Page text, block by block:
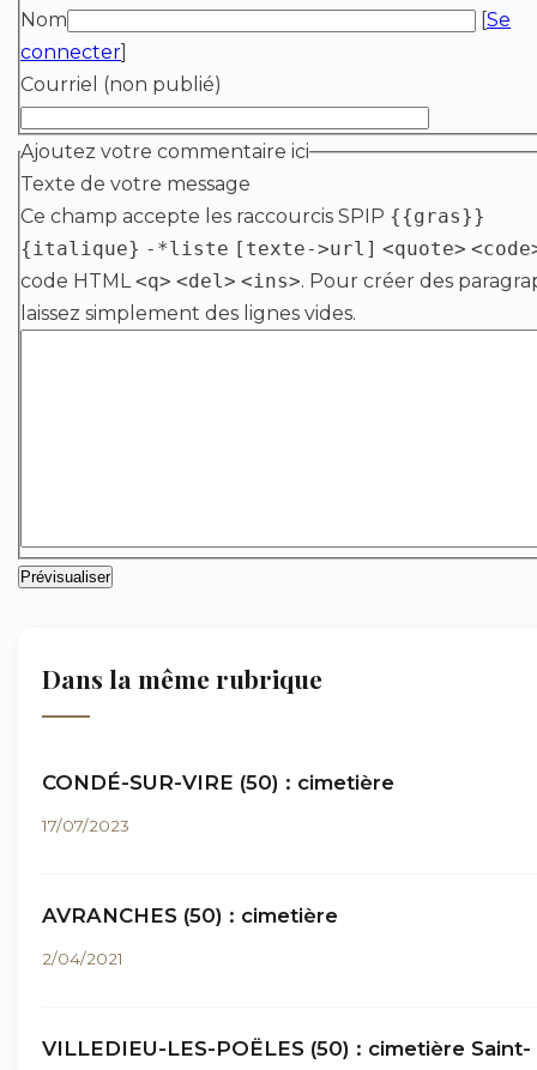
Nom
[Se
connecter]
Courriel (non publié)
Ajoutez votre commentaire ici
Texte de votre message
Ce champ accepte les raccourcis SPIP {{gras}}
{italique} -*liste [texte->url] <quote>
code HTML<q> <del> <ins>. Pour créer des
laissez simplement des lignes vides.
Dans la même rubrique
CONDÉ-SUR-VIRE (50) : cimetière
17/07/2023
AVRANCHES (50) : cimetière
2/04/2021
VILLEDIEU-LES-POËLES (50) : cimetière Saint-